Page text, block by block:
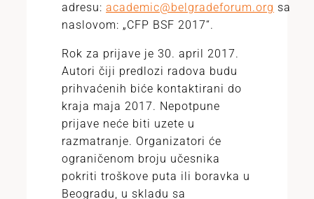
adresu: academic@belgradeforum.org sa
naslovom: „CFP BSF 2017“.
Rok za prijave je 30. april 2017.
Autori čiji predlozi radova budu
prihvaćenih biće kontaktirani do
kraja maja 2017. Nepotpune
prijave neće biti uzete u
razmatranje. Organizatori će
ograničenom broju učesnika
pokriti troškove puta ili boravka u
Beogradu, u skladu sa